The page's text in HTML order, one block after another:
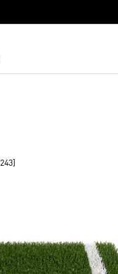
[243]